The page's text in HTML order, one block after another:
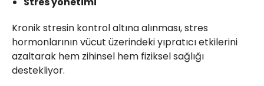
Kronik stresin kontrol altına alınması, stres
hormonlarının vücut üzerindeki yıpratıcı etkilerini
azaltarak hem zihinsel hem fiziksel sağlığı
destekliyor.